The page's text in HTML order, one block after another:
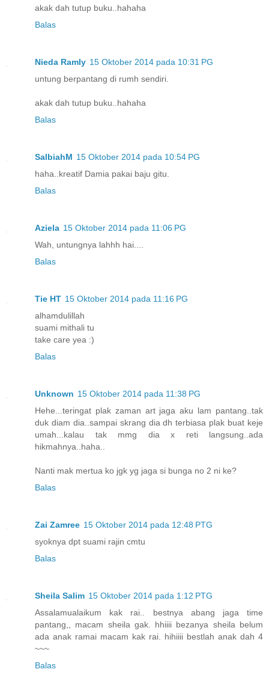
akak dah tutup buku..hahaha
Balas
Nieda Ramly 15 Oktober 2014 pada 10:31 PG
untung berpantang di rumh sendiri.
akak dah tutup buku..hahaha
Balas
SalbiahM 15 Oktober 2014 pada 10:54 PG
haha..kreatif Damia pakai baju gitu.
Balas
Aziela 15 Oktober 2014 pada 11:06 PG
Wah, untungnya lahhh hai....
Balas
Tie HT 15 Oktober 2014 pada 11:16 PG
alhamdulillah
suami mithali tu
take care yea :)
Balas
Unknown 15 Oktober 2014 pada 11:38 PG
Hehe...teringat plak zaman art jaga aku lam pantang..tak
duk diam dia..sampai skrang dia dh terbiasa plak buat keje
umah...kalau tak mmg dia x reti langsung..ada
hikmahnya..haha..
Nanti mak mertua ko jgk yg jaga si bunga no 2 ni ke?
Balas
Zai Zamree 15 Oktober 2014 pada 12:48 PTG
syoknya dpt suami rajin cmtu
Balas
Sheila Salim 15 Oktober 2014 pada 1:12 PTG
Assalamualaikum kak rai.. bestnya abang jaga time
pantang,, macam sheila gak. hhiiii bezanya sheila belum
ada anak ramai macam kak rai. hihiiii bestlah anak dah 4
~~~
Balas